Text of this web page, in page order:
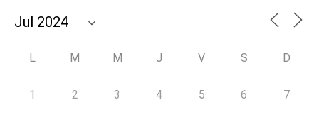
L M M J V S D
1 2 3 4 5 6 7